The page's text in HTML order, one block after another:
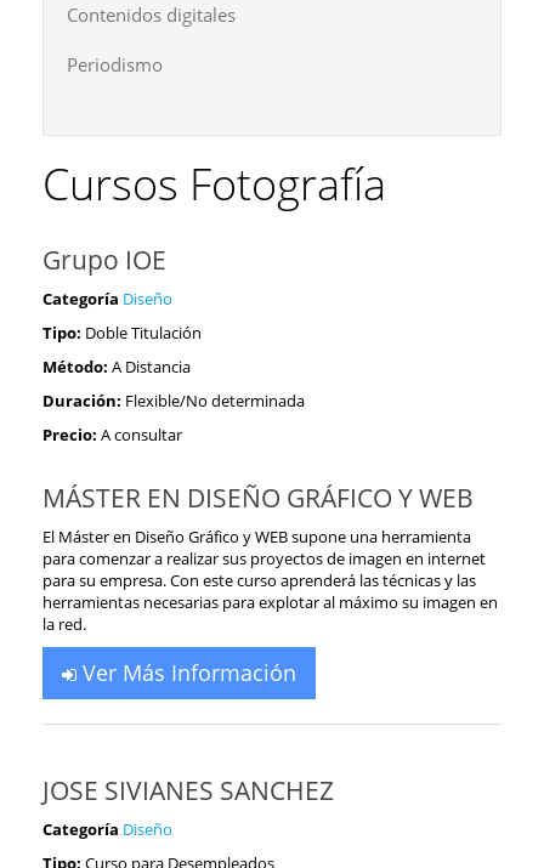
Contenidos digitales
Periodismo
Cursos Fotografía
Grupo IOE
Categoría Diseño
Tipo: Doble Titulación
Método: A Distancia
Duración: Flexible/No determinada
Precio: A consultar
MÁSTER EN DISEÑO GRÁFICO Y WEB
El Máster en Diseño Gráfico y WEB supone una herramienta
para comenzar a realizar sus proyectos de imagen en internet
para su empresa. Con este curso aprenderá las técnicas y las
herramientas necesarias para explotar al máximo su imagen en
la red.
Ver Más Información
JOSE SIVIANES SANCHEZ
Categoría Diseño
Tipo: Curso para Desempleados